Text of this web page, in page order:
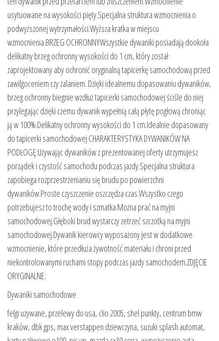
usytuowane na wysokości pięty.Specjalna struktura wzmocnienia o
podwyższonej wytrzymałości.Wyższa kratka w miejscu
wzmocnienia.BRZEG OCHRONNYWszystkie dywaniki posiadają dookoła
delikatny brzeg ochronny wysokości do 1 cm, który został
zaprojektowany aby ochronić oryginalną tapicerkę samochodową przed
zawilgoceniem czy zalaniem. Dzięki idealnemu dopasowaniu dywaników,
brzeg ochronny biegnie wzdłuż tapicerki samochodowej ściśle do niej
przylegając dzięki czemu dywanik wypełnią całą płytę pogłową chroniąc
ją w 100%.Delikatny ochronny wysokości do 1 cm.Idealnie dopasowany
do tapicerki samochodowej.CHARAKTERYSTYKA DYWANIKÓW NA
PODŁOGĘ:Używając dywaników z prezentowanej oferty utrzymujesz
porządek i czystość samochodu podczas jazdy.Specjalna struktura
zapobiega rozprzestrzenianiu się brudu po powierzchni
dywaników.Proste czyszczenie oszczędza czas.Wszystko czego
potrzebujesz to trochę wody i szmatka.Można prać na myjni
samochodowej.Głęboki brud wystarczy zetrzeć szczotką na myjni
samochodowej.Dywanik kierowcy wyposażony jest w dodatkowe
wzmocnienie, które przedłuża żywotność materiału i chroni przed
niekontrolowanymi ruchami stopy podczas jazdy samochodem.ZDJĘCIE
ORYGINALNE:
Dywaniki samochodowe
felgi uzywane, przelewy do usa, clio 2005, shel punkty, centrum bmw
kraków, dbk gps, max verstappen dziewczyna, suzuki splash automat,